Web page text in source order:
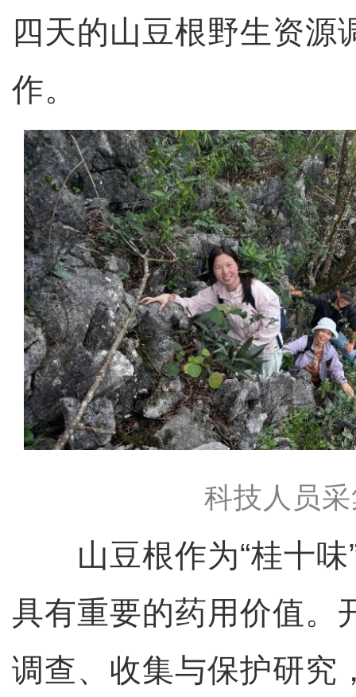
四天的山豆根野生资源
作。
科技人员
山豆根作为“桂十味
具有重要的药用价值。
调查、收集与保护研究